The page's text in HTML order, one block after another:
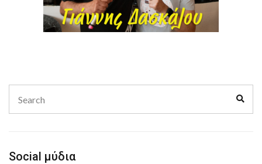
for:
Social μύδια